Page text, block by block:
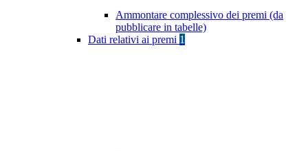
Ammontare complessivo dei premi (da
pubblicare in tabelle)
Dati relativi ai premi 1